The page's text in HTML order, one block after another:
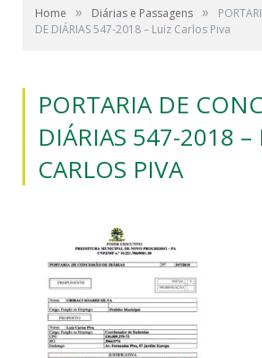
Home » Diárias e Passagens »
DE DIÁRIAS 547-2018 – Luiz Carlos Piva
PORTARIA DE
DIÁRIAS 547-2018 –
CARLOS PIVA